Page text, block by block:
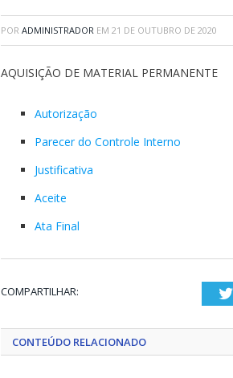
POR ADMINISTRADOR EM 21 DE OUTUBRO DE 2020
AQUISIÇÃO DE MATERIAL PERMANENTE
Autorização
Parecer do Controle Interno
Justificativa
Aceite
Ata Final
COMPARTILHAR:
CONTEÚDO RELACIONADO